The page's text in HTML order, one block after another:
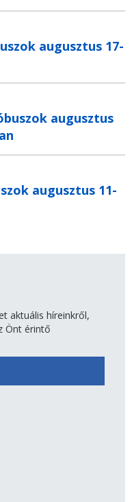
augusztus 17-
augusztus
augusztus 11-
aktuális híreinkről,
Önt érintő